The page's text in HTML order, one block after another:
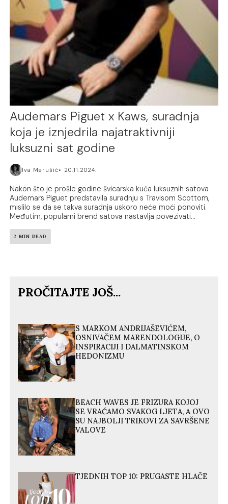
Audemars Piguet x Kaws, suradnja
koja je iznjedrila najatraktivniji
luksuzni sat godine
Iva Marušić 20.11.2024.
Nakon što je prošle godine švicarska kuća luksuznih satova
Audemars Piguet predstavila suradnju s Travisom Scottom,
mislilo se da se takva suradnja uskoro neće moći ponoviti.
Međutim, popularni brend satova nastavlja povezivati...
2 MIN READ
PROČITAJTE JOŠ...
S MARKOM ANDRIJAŠEVIĆEM,
OSNIVAČEM MARENDOLOGIJE, O
INSPIRACIJI I DALMATINSKOM
HEDONIZMU
BEACH WAVES JE FRIZURA KOJOJ
SE VRAĆAMO SVAKOG LJETA, A OVO
SU NAJBOLJI TRIKOVI ZA SAVRŠENE
VALOVE
TJEDNIH TOP 10: PRUGASTE HLAČE